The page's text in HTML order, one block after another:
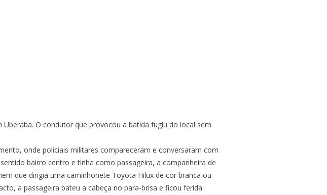
O condutor que provocou a batida fugiu do local sem
onde policiais militares compareceram e conversaram com
bairro centro e tinha como passageira, a companheira de
que dirigia uma caminhonete Toyota Hilux de cor branca ou
a passageira bateu a cabeça no para-brisa e ficou ferida.